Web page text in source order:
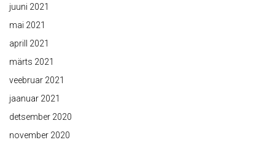
juuni 2021
mai 2021
aprill 2021
märts 2021
veebruar 2021
jaanuar 2021
detsember 2020
november 2020